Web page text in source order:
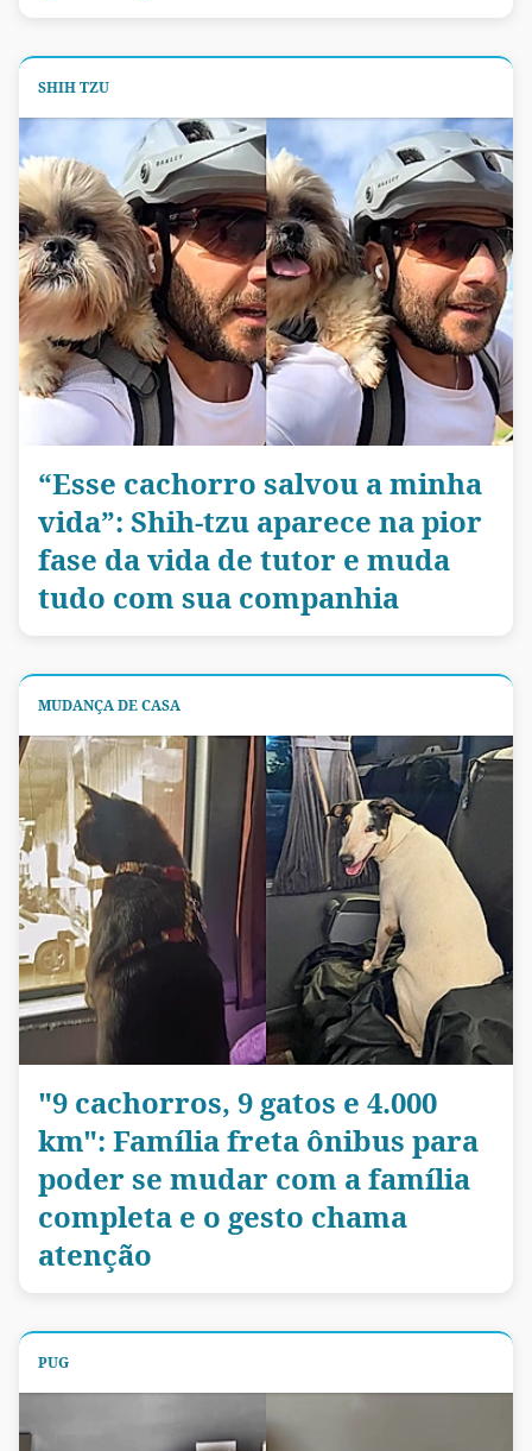
SHIH TZU
“Esse cachorro salvou a minha
vida”: Shih-tzu aparece na pior
fase da vida de tutor e muda
tudo com sua companhia
MUDANÇA DE CASA
"9 cachorros, 9 gatos e 4.000
km": Família freta ônibus para
poder se mudar com a família
completa e o gesto chama
atenção
PUG